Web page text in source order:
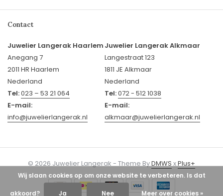
Contact
Juwelier Langerak Haarlem
Anegang 7
2011 HR Haarlem
Nederland
Tel:023 – 53 21 064
E-mail:
info@juwelierlangerak.nl
Juwelier Langerak Alkmaar
Langestraat 123
1811 JE Alkmaar
Nederland
Tel:072 - 512 1038
E-mail:
alkmaar@juwelierlangerak.nl
© 2026 Juwelier Langerak - Theme ByDMWSxPlus+
Wij slaan cookies op om onze website te verbeteren. Is dat
akkoord? Ja Nee Meer over cookies »